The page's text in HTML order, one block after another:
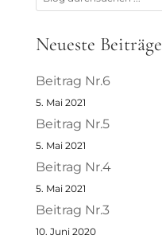
Neueste Beiträge
Beitrag Nr.6
5. Mai 2021
Beitrag Nr.5
5. Mai 2021
Beitrag Nr.4
5. Mai 2021
Beitrag Nr.3
10. Juni 2020